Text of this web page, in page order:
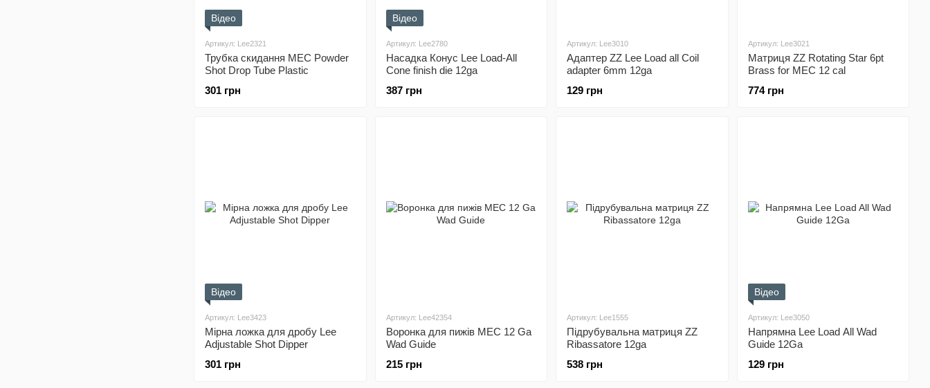
Відео
Артикул: Lee2321
Трубка скидання MEC Powder
Shot Drop Tube Plastic
301 грн
Відео
Артикул: Lee2780
Насадка Конус Lee Load-All
Cone finish die 12ga
387 грн
Артикул: Lee3010
Адаптер ZZ Lee Load all Coil
adapter 6mm 12ga
129 грн
Артикул: Lee3021
Матриця ZZ Rotating Star 6pt
Brass for MEC 12 cal
774 грн
Відео
Артикул: Lee3423
Мірна ложка для дробу Lee
Adjustable Shot Dipper
301 грн
Артикул: Lee42354
Воронка для пижів MEC 12 Ga
Wad Guide
215 грн
Артикул: Lee1555
Підрубувальна матриця ZZ
Ribassatore 12ga
538 грн
Відео
Артикул: Lee3050
Напрямна Lee Load All Wad
Guide 12Ga
129 грн